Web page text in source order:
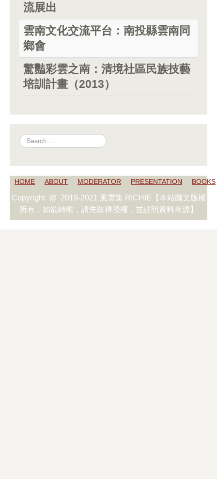
流展出
雲南文化交流平台：南投縣雲南同
鄉會
驚豔彩雲之南：清境社區民族技藝
培訓計畫（2013）
Search
HOME ABOUT MODERATOR PRESENTATION BOOKS
Copyright @ 2019-2021 風雲集 RICHIE【本站圖文版權
所有，如欲轉載，請先取得授權，並註明資料來源】